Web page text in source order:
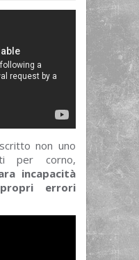
non uno
per corno,
incapacità
errori